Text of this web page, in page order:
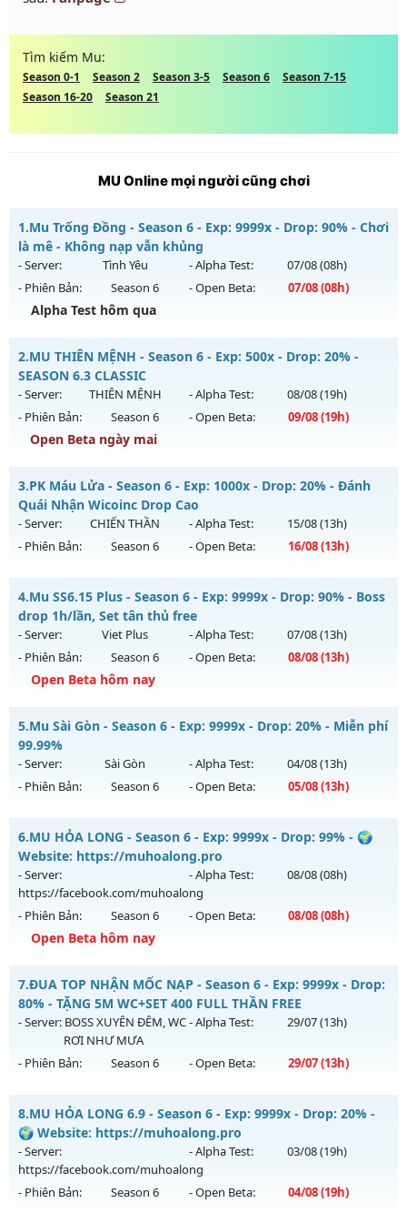
Tìm kiếm Mu:
Season 0-1 Season 2 Season 3-5 Season 6
Season 7-15
Season 16-20
Season 21
MU Online mọi người cũng chơi
1.Mu Trống Đồng - Season 6 - Exp: 9999x - Drop: 90% - Chơi
là mê - Không nạp vẫn khủng
- Server: Tình Yêu - Alpha Test: 07/08(08h)
- Phiên Bản:
Season 6 - Open Beta: 07/08(08h)
Alpha Test hôm qua
Mu Trống Đồng - Chơi là mê - Không nạp vẫn khủng
Mu mới ra tháng 08 2026 - Mở máy chủ
ngày 07/08/2626
Exp: 9999x - Drop: 90%
Kiểu reset: Reset In Game
Antihack: ICMPROTECT ✅ 🔴 ✨ ⚡️
2.MU THIÊN MỆNH - Season 6 - Exp: 500x - Drop: 20% -
SEASON 6.3 CLASSIC
- Server: THIÊN MỆNH - Alpha Test: 08/08(19h)
- Phiên Bản:
Season 6 - Open Beta: 09/08(19h)
Open Beta ngày mai
MU THIÊN MỆNH - SEASON 6.3 CLASSIC
Mu mới ra tháng 08 2026 - Mở máy chủ
19h ngày 09/08/2626
Exp: 500x - Drop: 20%
Thể loại: Mu Nguyên bản Webzen
Antihack: Antihack chạy bằng cơm
3.PK Máu Lửa - Season 6 - Exp: 1000x - Drop: 20% - Đánh
Quái Nhận Wicoinc Drop Cao
- Server: CHIẾN THẦN - Alpha Test: 15/08(13h)
- Phiên Bản:
Season 6 - Open Beta: 16/08(13h)
PK Máu Lửa - Đánh Quái Nhận Wicoinc Drop Cao
Mu mới ra tháng 08 2026 - Mở máy chủ
13h ngày 16/08/2626
Exp: 1000x - Drop: 20%
Kiểu reset: Reset In Game
Antihack: GameGuard
4.Mu SS6.15 Plus - Season 6 - Exp: 9999x - Drop: 90% - Boss
drop 1h/lần, Set tân thủ free
- Server: Viet Plus - Alpha Test: 07/08(13h)
- Phiên Bản:
Season 6 - Open Beta: 08/08(13h)
Open Beta hôm nay
Mu SS6.15 Plus - Boss drop 1h/lần, Set tân thủ free
Mu mới ra tháng 08 2026 - Mở máy chủ
ngày 08/08/2626
Exp: 9999x - Drop: 90%
Thể loại: Mu Bán Đồ Full Trong Shop
Antihack: Phoenix chống hack mới
5.Mu Sài Gòn - Season 6 - Exp: 9999x - Drop: 20% - Miễn phí
99.99%
- Server: Sài Gòn - Alpha Test: 04/08(13h)
- Phiên Bản:
Season 6 - Open Beta: 05/08(13h)
Mu Sài Gòn - Miễn phí 99.99%
Mu mới ra tháng 08 2026 - Mở máy chủ
ngày 05/08/2626
Exp: 9999x - Drop: 20%
Kiểu reset: Reset In Game
Antihack: 8x
6.MU HỎA LONG - Season 6 - Exp: 9999x - Drop: 99% - 🌍
Website: https://muhoalong.pro
- Server:
https://facebook.com/muhoalong
- Alpha Test: 08/08(08h)
- Phiên Bản: Season 6 - Open Beta: 08/08(08h)
Open Beta hôm nay
MU HỎA LONG - 🌍 Website: https://muhoalong.pro
Mu mới ra tháng 08 2026 - Mở máy chủ
https://facebook.com/muhoalongvào 08h ngày
08/08/2626
Exp: 9999x - Drop: 99%
Thể loại: Mu Nguyên bản Webzen
Antihack: XShield
7.ĐUA TOP NHẬN MỐC NẠP - Season 6 - Exp: 9999x - Drop:
80% - TẶNG 5M WC+SET 400 FULL THẦN FREE
- Server: BOSS XUYÊN ĐÊM, WC
RƠI NHƯ MƯA
- Alpha Test: 29/07(13h)
- Phiên Bản: Season 6 - Open Beta: 29/07(13h)
ĐUA TOP NHẬN MỐC NẠP - TẶNG 5M WC+SET 400 FULL
THẦN FREE
Mu mới ra tháng 07 2026 - Mở máy chủ
BOSS XUYÊN ĐÊM,
WC RƠI NHƯ MƯAvào 13h ngày 29/07/2626
Exp: 9999x - Drop: 80%
8.MU HỎA LONG 6.9 - Season 6 - Exp: 9999x - Drop: 20% -
🌍 Website: https://muhoalong.pro
- Server:
https://facebook.com/muhoalong
- Alpha Test: 03/08(19h)
- Phiên Bản: Season 6 - Open Beta: 04/08(19h)